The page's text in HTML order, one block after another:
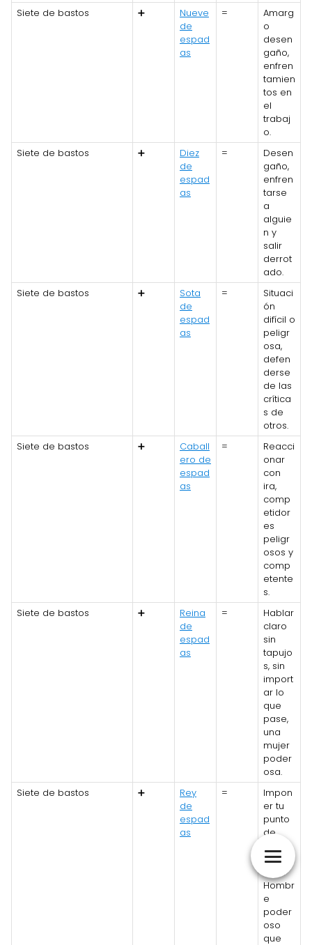
Siete de bastos
➕
Nueve
de
espad
as
=
Amarg
o
desen
gaño,
enfren
tamien
tos en
el
trabaj
o.
Siete de bastos
➕
Diez
de
espad
as
=
Desen
gaño,
enfren
tarse
a
alguie
n y
salir
derrot
ado.
Siete de bastos
➕
Sota
de
espad
as
=
Situaci
ón
difícil o
peligr
osa,
defen
derse
de las
crítica
s de
otros.
Siete de bastos
➕
Caball
ero de
espad
as
=
Reacci
onar
con
ira,
comp
etidor
es
peligr
osos y
comp
etente
s.
Siete de bastos
➕
Reina
de
espad
as
=
Hablar
claro
sin
tapujo
s, sin
import
ar lo
que
pase,
una
mujer
poder
osa.
Siete de bastos
➕
Rey
de
espad
as
=
Impon
er tu
punto
de
vista y
nada
más.
Hombr
e
poder
oso
que